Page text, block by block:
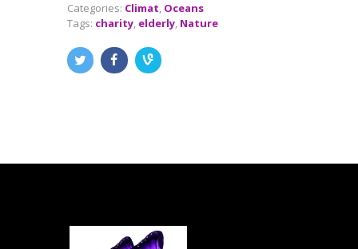
Categories: Climat, Oceans
Tags: charity, elderly, Nature